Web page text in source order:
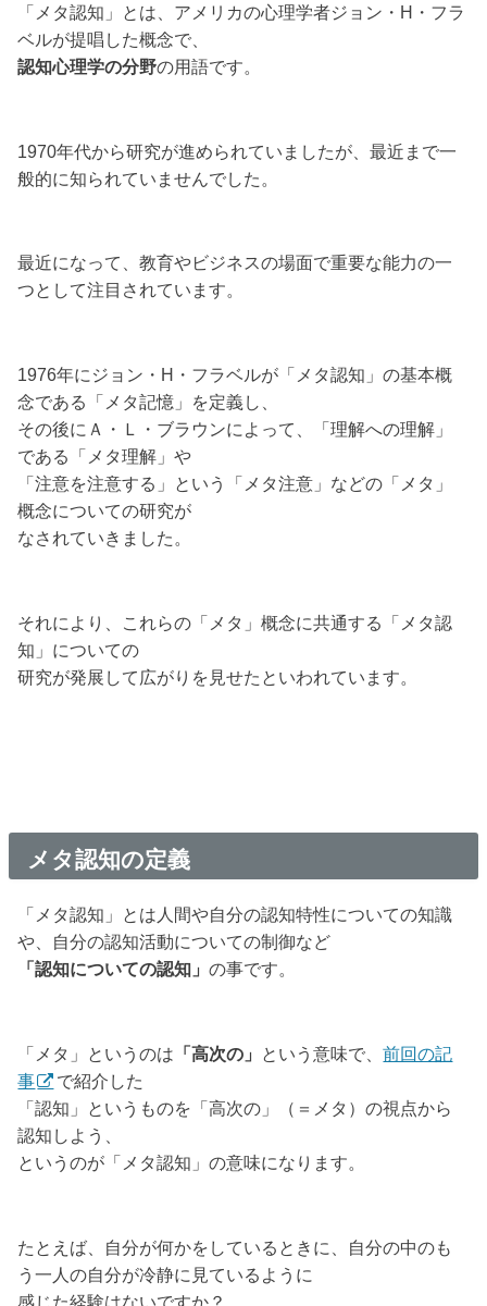
「メタ認知」とは、アメリカの心理学者ジョン・H・フラ
ベルが提唱した概念で、
認知心理学の分野の用語です。
1970年代から研究が進められていましたが、最近まで一
般的に知られていませんでした。
最近になって、教育やビジネスの場面で重要な能力の一
つとして注目されています。
1976年にジョン・H・フラベルが「メタ認知」の基本概
念である「メタ記憶」を定義し、
その後にＡ・Ｌ・ブラウンによって、「理解への理解」
である「メタ理解」や
「注意を注意する」という「メタ注意」などの「メタ」
概念についての研究が
なされていきました。
それにより、これらの「メタ」概念に共通する「メタ認
知」についての
研究が発展して広がりを見せたといわれています。
メタ認知の定義
「メタ認知」とは人間や自分の認知特性についての知識
や、自分の認知活動についての制御など
「認知についての認知」の事です。
「メタ」というのは 「高次の」 という意味で、前回の記
事
で紹介した
「認知」というものを「高次の」（＝メタ）の視点から
認知しよう、
というのが「メタ認知」の意味になります。
たとえば、自分が何かをしているときに、自分の中のも
う一人の自分が冷静に見ているように
感じた経験はないですか？